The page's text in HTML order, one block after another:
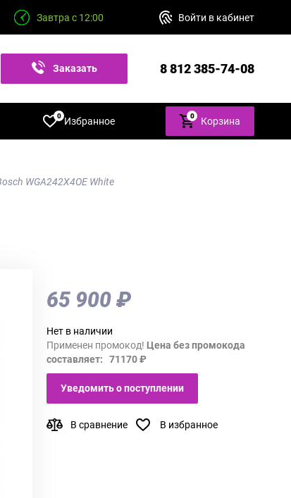
Завтра с 12:00 Войти в кабинет
Заказать 8 812 385-74-08
Избранное
0 0 Корзина
WGA242X4OE White
65 900 ₽
Нет в наличии
Применен промокод! Цена без промокода
составляет: 71170 ₽
Уведомить о поступлении
В сравнение В избранное